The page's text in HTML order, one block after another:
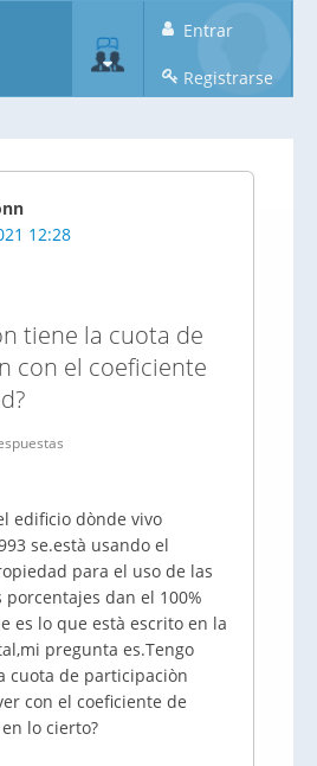
Entrar
Registrarse
12:28
tiene la cuota de
con el coeficiente
edificio dònde vivo
se.està usando el
para el uso de las
dan el 100%
es lo que està escrito en la
pregunta es.Tengo
cuota de participaciòn
con el coeficiente de
lo cierto?